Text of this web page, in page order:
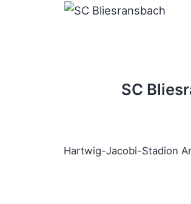
SC
Hartwig-Jacobi-Stadion